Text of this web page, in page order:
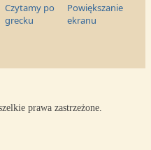
Czytamy po
grecku
Powiększanie
ekranu
prawa zastrzeżone.